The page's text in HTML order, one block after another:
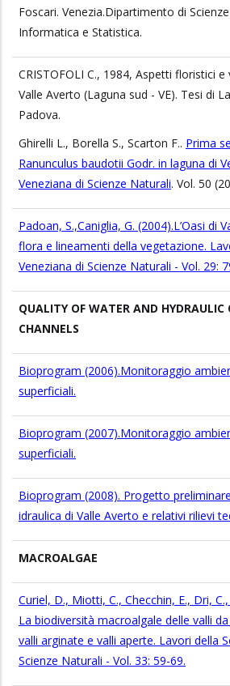
Foscari. Venezia.Dipartimento di
Informatica e Statistica.
CRISTOFOLI C., 1984, Aspetti floristici
Valle Averto (Laguna sud - VE). Tesi di
Padova.
Ghirelli L., Borella S., Scarton F.. Prima
Ranunculus baudotii Godr. in laguna di
Veneziana di Scienze Naturali. Vol. 50
Padoan, S.,Caniglia, G. (2004).L’Oasi di
flora e lineamenti della vegetazione.
Veneziana di Scienze Naturali - Vol. 29:
QUALITY OF WATER AND HYDRAULIC
CHANNELS
Bioprogram (2006).Monitoraggio
superficiali.
Bioprogram (2007).Monitoraggio
superficiali.
Bioprogram (2008). Progetto
idraulica di Valle Averto e relativi rilievi
MACROALGAE
Curiel, D., Miotti, C., Checchin, E., Dri,
La biodiversità macroalgale delle valli
valli arginate e valli aperte. Lavori della
Scienze Naturali - Vol. 33: 59-69.